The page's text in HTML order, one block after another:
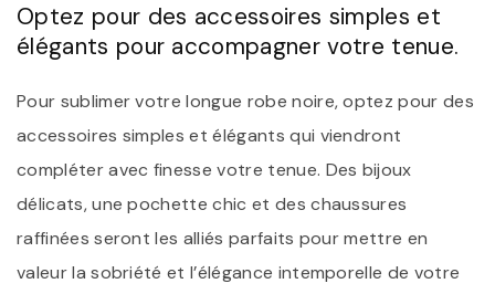
Optez pour des accessoires simples et
élégants pour accompagner votre tenue.
Pour sublimer votre longue robe noire, optez pour des
accessoires simples et élégants qui viendront
compléter avec finesse votre tenue. Des bijoux
délicats, une pochette chic et des chaussures
raffinées seront les alliés parfaits pour mettre en
valeur la sobriété et l’élégance intemporelle de votre